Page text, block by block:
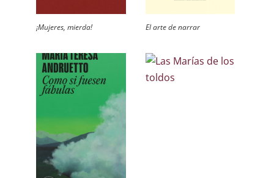
¡Mujeres, mierda! El arte de narrar